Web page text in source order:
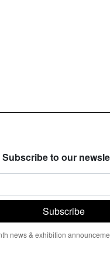
Subscribe to our
news & exhibition